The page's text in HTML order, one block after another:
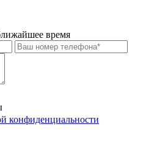
время
конфиденциальности